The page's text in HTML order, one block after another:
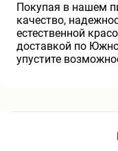
Покупая в нашем
качество,
естественной
доставкой по
упустите